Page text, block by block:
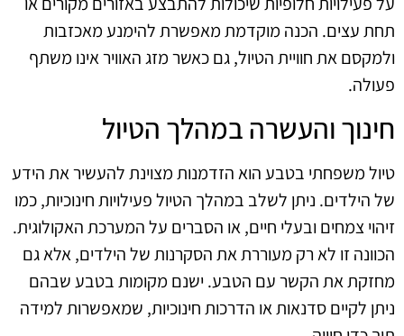
תחת עצים. הכנה מוקדמת מאפשרת להימנע מאכזבות
ולמקסם את חוויית הטיול, גם כאשר מזג האוויר אינו משתף
פעולה.
חינוך והעשרה במהלך הטיול
טיול משפחתי בטבע הוא הזדמנות מצוינת להעשיר את הידע
של הילדים. ניתן לשלב במהלך הטיול פעילויות חינוכיות, כמו
זיהוי צמחים ובעלי חיים, או הסברים על המערכת האקולוגית.
הכוונה זו לא רק מעוררת את הסקרנות של הילדים, אלא גם
מחזקת את הקשר עם הטבע. ישנם מקומות בטבע שבהם
ניתן לקיים סדנאות או הדרכות חינוכיות, שמאפשרות למידה